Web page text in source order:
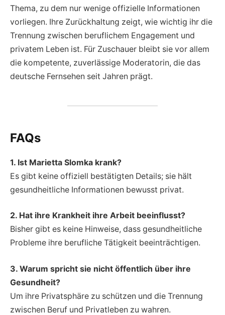
Thema, zu dem nur wenige offizielle Informationen
vorliegen. Ihre Zurückhaltung zeigt, wie wichtig ihr die
Trennung zwischen beruflichem Engagement und
privatem Leben ist. Für Zuschauer bleibt sie vor allem
die kompetente, zuverlässige Moderatorin, die das
deutsche Fernsehen seit Jahren prägt.
FAQs
1. Ist Marietta Slomka krank?
Es gibt keine offiziell bestätigten Details; sie hält
gesundheitliche Informationen bewusst privat.
2. Hat ihre Krankheit ihre Arbeit beeinflusst?
Bisher gibt es keine Hinweise, dass gesundheitliche
Probleme ihre berufliche Tätigkeit beeinträchtigen.
3. Warum spricht sie nicht öffentlich über ihre
Gesundheit?
Um ihre Privatsphäre zu schützen und die Trennung
zwischen Beruf und Privatleben zu wahren.